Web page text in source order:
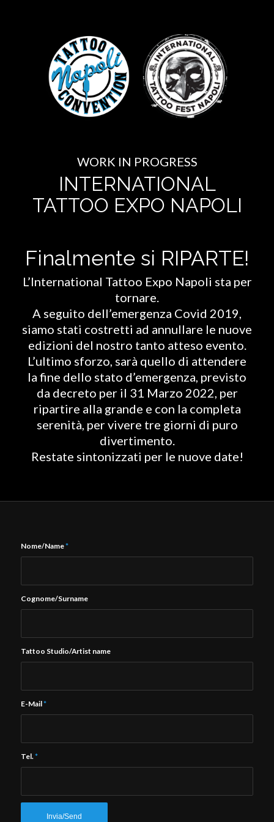
WORK IN PROGRESS
INTERNATIONAL
TATTOO EXPO NAPOLI
Finalmente si RIPARTE!
L’International Tattoo Expo Napoli sta per
tornare.
A seguito dell’emergenza Covid 2019,
siamo stati costretti ad annullare le nuove
edizioni del nostro tanto atteso evento.
L’ultimo sforzo, sarà quello di attendere
la fine dello stato d’emergenza, previsto
da decreto per il 31 Marzo 2022, per
ripartire alla grande e con la completa
serenità, per vivere tre giorni di puro
divertimento.
Restate sintonizzati per le nuove date!
Nome/Name*
Cognome/Surname
Tattoo Studio/Artist name
E-Mail*
Tel.*